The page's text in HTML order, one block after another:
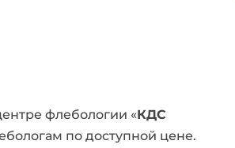
флебологии «КДС
по доступной цене.